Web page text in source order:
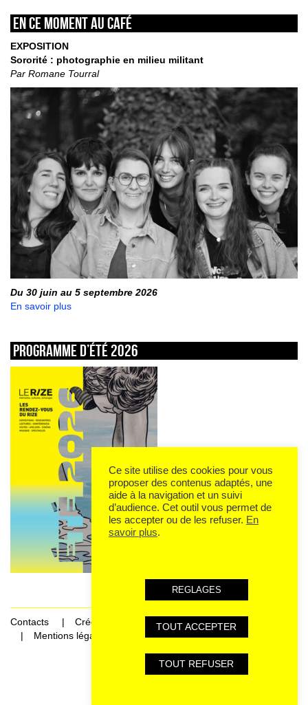
En ce moment au café
EXPOSITION
Sororité : photographie en milieu militant
Par Romane Tourral
Du 30 juin au 5 septembre 2026
En savoir plus
Programme d’été 2026
Contacts
Crédits
Mentions légales et données personnelles
Ce site utilise des cookies pour vous
proposer des contenus adaptés, une
aide à la navigation et un suivi
d’audience. Cet outil vous permet de
les accepter ou de les refuser. En
savoir plus.
REGLAGES
TOUT ACCEPTER
TOUT REFUSER